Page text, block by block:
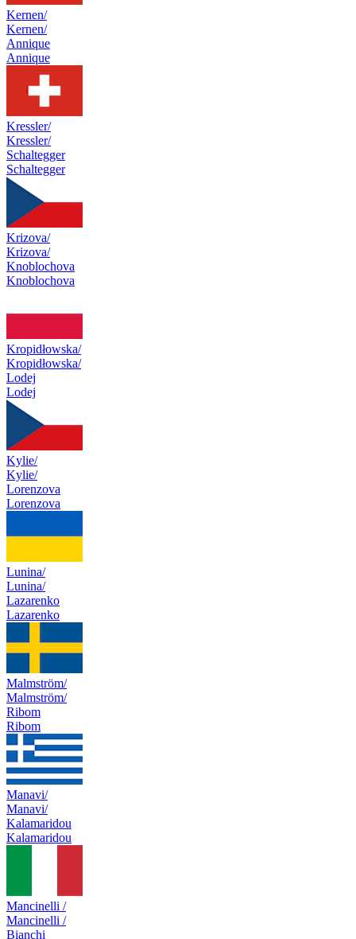
Kernen/
Kernen/
Annique
Annique
Kressler/
Kressler/
Schaltegger
Schaltegger
Krizova/
Krizova/
Knoblochova
Knoblochova
Kropidłowska/
Kropidłowska/
Lodej
Lodej
Kylie/
Kylie/
Lorenzova
Lorenzova
Lunina/
Lunina/
Lazarenko
Lazarenko
Malmström/
Malmström/
Ribom
Ribom
Manavi/
Manavi/
Kalamaridou
Kalamaridou
Mancinelli /
Mancinelli /
Bianchi